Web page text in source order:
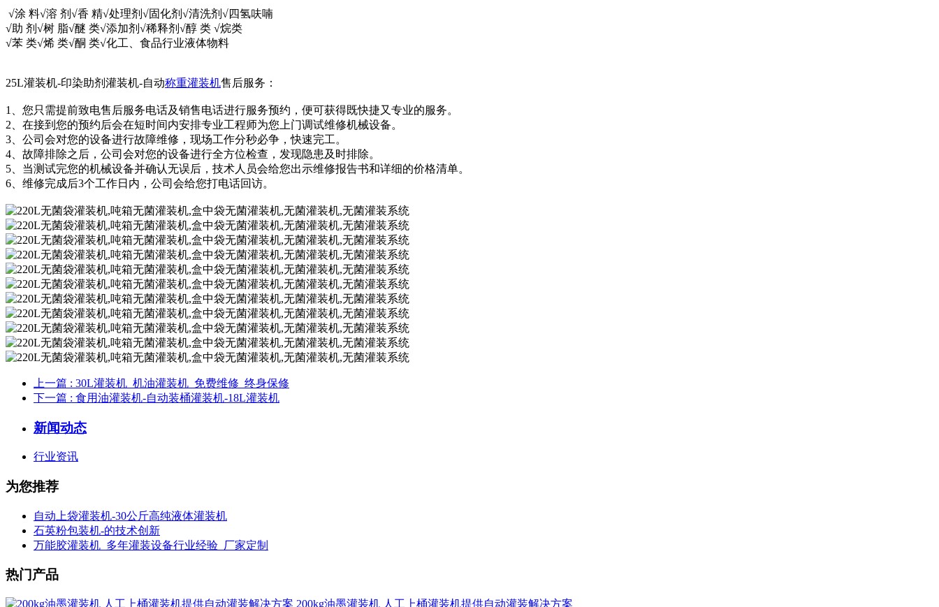
√涂 料√溶 剂√香 精√处理剂√固化剂√清洗剂√四氢呋喃
√助 剂√树 脂√醚 类√添加剂√稀释剂√醇 类 √烷类
√苯 类√烯 类√酮 类√化工、食品行业液体物料
25L灌装机-印染助剂灌装机-自动称重灌装机售后服务：
1、您只需提前致电售后服务电话及销售电话进行服务预约，便可获得既快捷又专业的服务。
2、在接到您的预约后会在短时间内安排专业工程师为您上门调试维修机械设备。
3、公司会对您的设备进行故障维修，现场工作分秒必争，快速完工。
4、故障排除之后，公司会对您的设备进行全方位检查，发现隐患及时排除。
5、当测试完您的机械设备并确认无误后，技术人员会给您出示维修报告书和详细的价格清单。
6、维修完成后3个工作日内，公司会给您打电话回访。
上一篇 : 30L灌装机_机油灌装机_免费维修_终身保修
下一篇 : 食用油灌装机-自动装桶灌装机-18L灌装机
新闻动态
行业资讯
为您推荐
自动上袋灌装机-30公斤高纯液体灌装机
石英粉包装机-的技术创新
万能胶灌装机_多年灌装设备行业经验_厂家定制
热门产品
200kg油墨灌装机 人工上桶灌装机提供自动灌装解决方案